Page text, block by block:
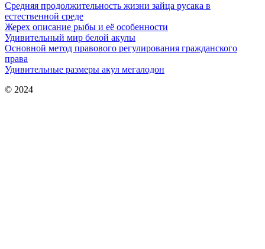
Средняя продолжительность жизни зайца русака в
естественной среде
Жерех описание рыбы и её особенности
Удивительный мир белой акулы
Основной метод правового регулирования гражданского
права
Удивительные размеры акул мегалодон
© 2024